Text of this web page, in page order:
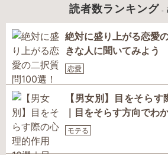
読者数ランキング -
絶対に盛り上がる恋愛
きな人に聞いてみよう
恋愛
【男女別】目をそら
｜目をそらす方向でわ
モテる